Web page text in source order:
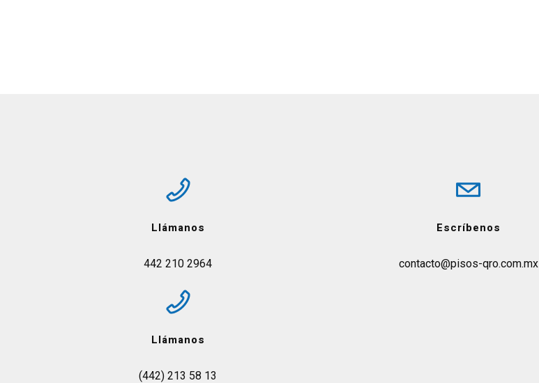
Llámanos
442 210 2964
Llámanos
(442) 213 58 13
Escríbenos
contacto@pisos-qro.com.mx